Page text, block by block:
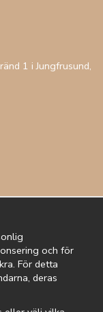
1 i Jungfrusund,
och
och för
För detta
deras